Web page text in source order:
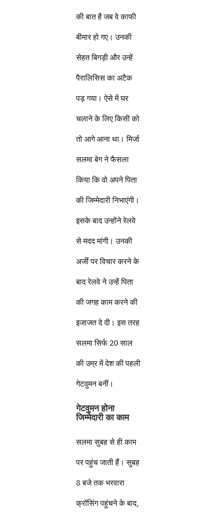
की बात है जब वे काफी
बीमार हो गए। उनकी
सेहत बिगड़ी और उन्हें
पैरालिसिस का अटैक
पड़ गया। ऐसे में घर
चलाने के लिए किसी को
तो आगे आना था। मिर्जा
सलमा बेग ने फैसला
किया कि वो अपने पिता
की जिम्मेदारी निभाएंगी।
इसके बाद उन्होंने रेलवे
से मदद मांगी। उनकी
अर्जी पर विचार करने के
बाद रेलवे ने उन्हें पिता
की जगह काम करने की
इजाजत दे दी। इस तरह
सलमा सिर्फ 20 साल
की उम्र में देश की पहली
गेटवुमन बनीं।
गेटवुमन होना
जिम्मेदारी का काम
सलमा सुबह से ही काम
पर पहुंच जाती हैं। सुबह
8 बजे तक भरवारा
क्रॉसिंग पहुंचने के बाद,